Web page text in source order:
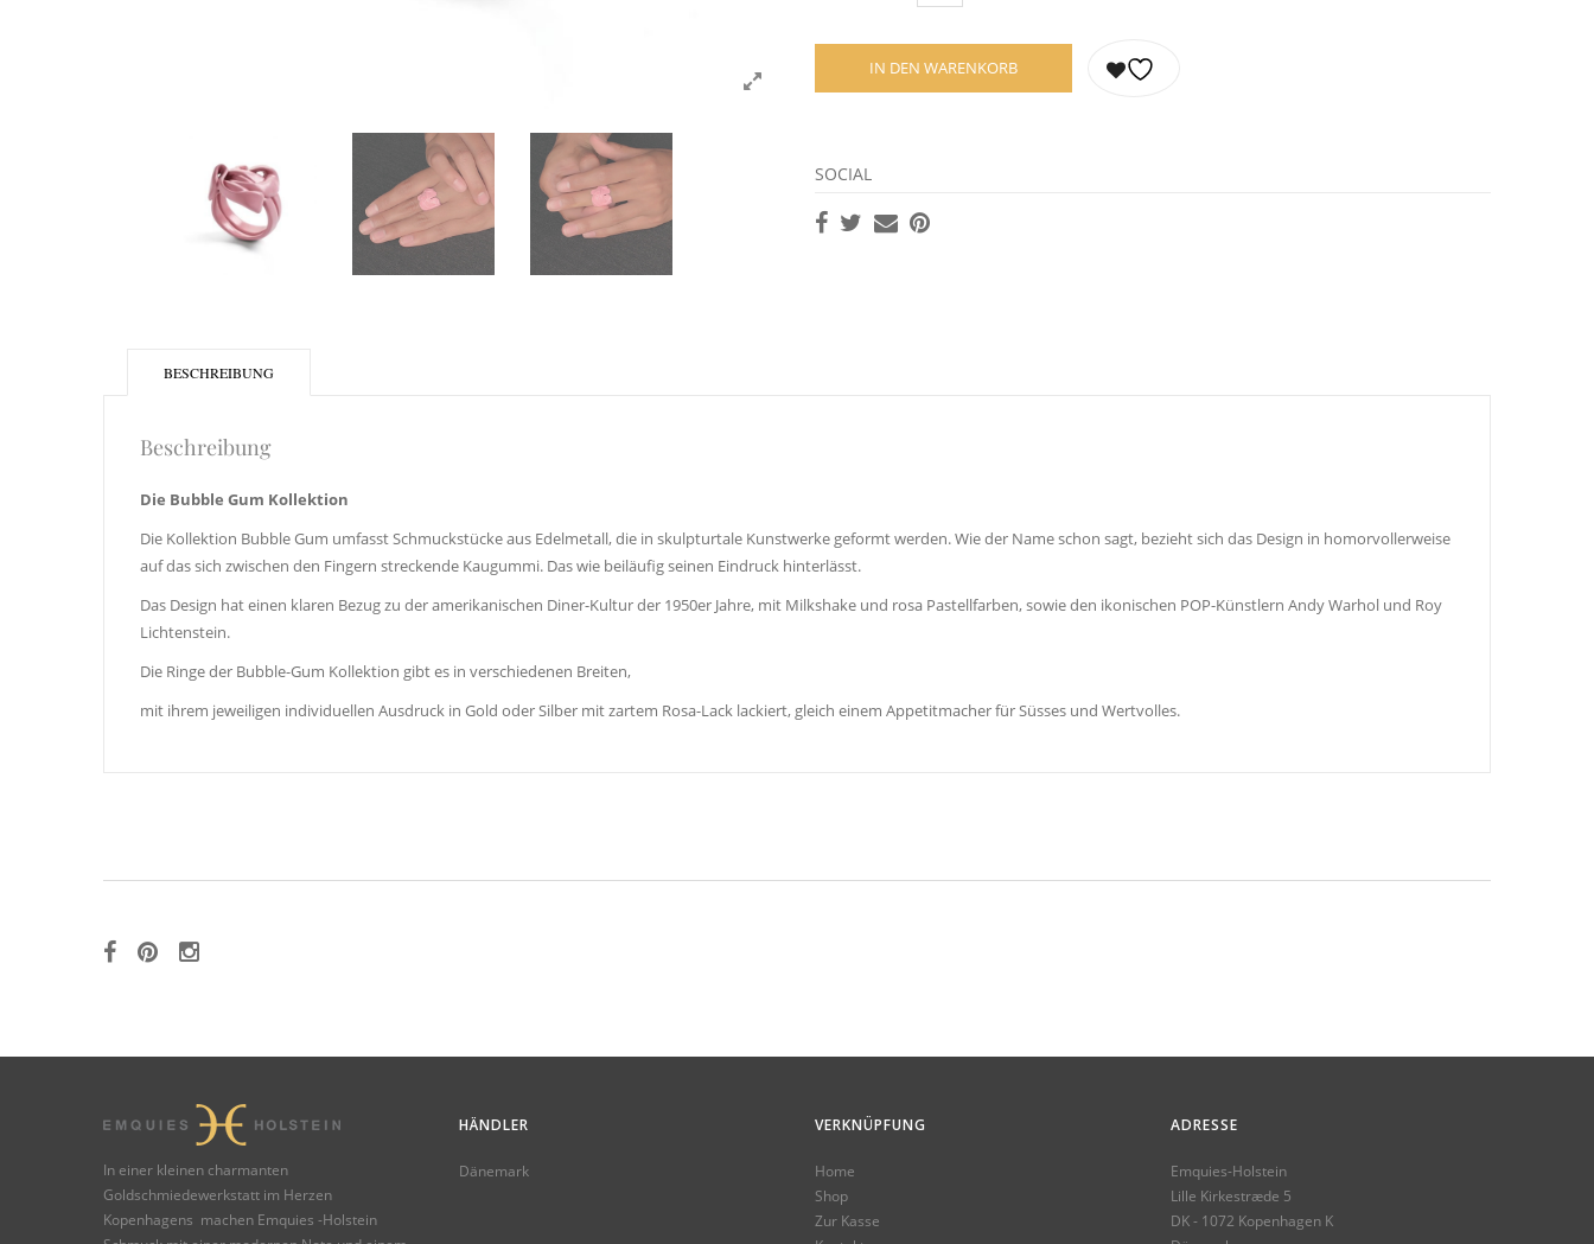
IN DEN WARENKORB
SOCIAL
BESCHREIBUNG
Beschreibung
Die Bubble Gum Kollektion
Die Kollektion Bubble Gum umfasst Schmuckstücke aus Edelmetall, die in skulpturtale Kunstwerke geformt werden. Wie der Name schon sagt, bezieht sich das Design in homorvollerweise
auf das sich zwischen den Fingern streckende Kaugummi. Das wie beiläufig seinen Eindruck hinterlässt.
Das Design hat einen klaren Bezug zu der amerikanischen Diner-Kultur der 1950er Jahre, mit Milkshake und rosa Pastellfarben, sowie den ikonischen POP-Künstlern Andy Warhol und Roy
Lichtenstein.
Die Ringe der Bubble-Gum Kollektion gibt es in verschiedenen Breiten,
mit ihrem jeweiligen individuellen Ausdruck in Gold oder Silber mit zartem Rosa-Lack lackiert, gleich einem Appetitmacher für Süsses und Wertvolles.
In einer kleinen charmanten
Goldschmiedewerkstatt im Herzen
Kopenhagens machen Emquies -Holstein
HÄNDLER
Dänemark
VERKNÜPFUNG
Home
Shop
Zur Kasse
ADRESSE
Emquies-Holstein
Lille Kirkestræde 5
DK - 1072 Kopenhagen K